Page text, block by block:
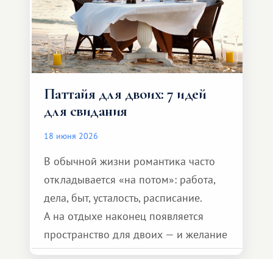
Паттайя для двоих: 7 идей
для свидания
18 июня 2026
В обычной жизни романтика часто
откладывается «на потом»: работа,
дела, быт, усталость, расписание.
А на отдыхе наконец появляется
пространство для двоих — и желание
сделать для близкого человека что-то